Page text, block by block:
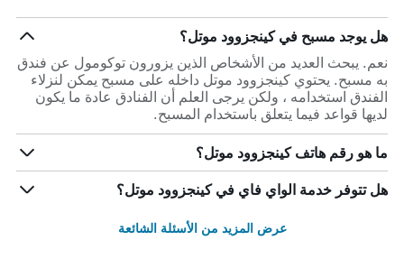
هل يوجد مسبح في كينجزوود موتل؟
نعم. يبحث العديد من الأشخاص الذين يزورون توكومول عن فندق
به مسبح. يحتوي كينجزوود موتل داخله على مسبح يمكن لنزلاء
الفندق استخدامه ، ولكن يرجى العلم أن الفنادق عادة ما يكون
لديها قواعد فيما يتعلق باستخدام المسبح.
ما هو رقم هاتف كينجزوود موتل؟
هل تتوفر خدمة الواي فاي في كينجزوود موتل؟
عرض المزيد من الأسئلة الشائعة